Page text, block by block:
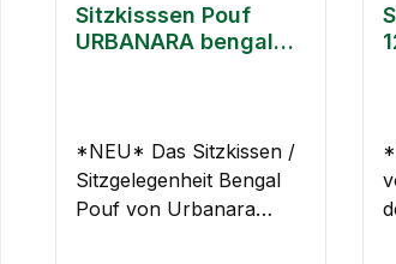
Sitzkisssen Pouf
URBANARA bengal
*NEU* Das Sitzkissen /
Sitzgelegenheit Bengal
Pouf von Urbanara